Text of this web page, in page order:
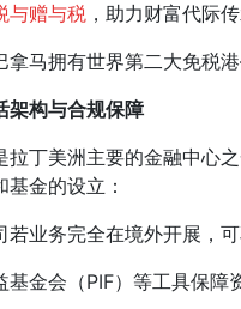
与赠与税 ，助力财富代际
马拥有世界第二大免税港
架构与合规保障
美洲主要的金融中心之
金的设立：
业务完全在境外开展，可
金会（PIF）等工具保障